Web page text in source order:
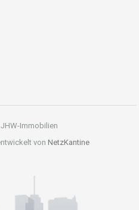
Immobilien
von NetzKantine